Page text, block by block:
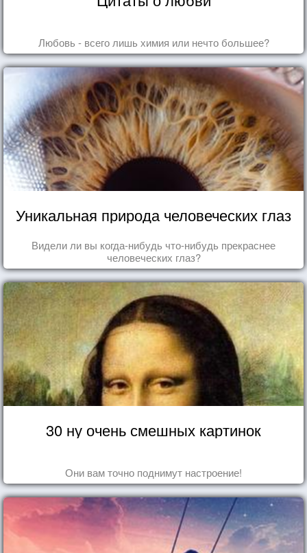
Любовь - всего лишь химия или нечто большее?
Уникальная природа человеческих глаз
Видели ли вы когда-нибудь что-нибудь прекраснее
человеческих глаз?
30 ну очень смешных картинок
Они вам точно поднимут настроение!